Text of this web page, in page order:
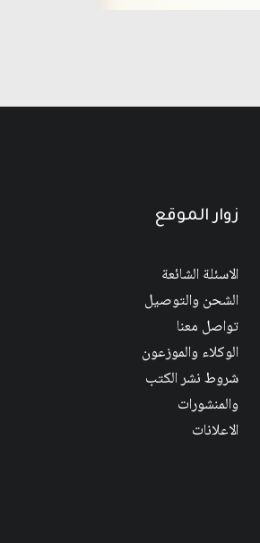
زوار الموقع
الاسئلة الشائعة
الشحن والتوصيل
تواصل معنا
الوكلاء والموزعون
شروط نشر الكتب
والمنشورات
الاعلانات